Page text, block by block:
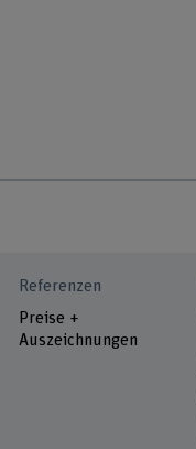
Referenzen
Preise +
Auszeichnungen